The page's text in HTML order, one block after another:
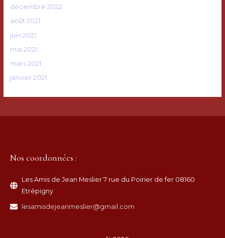
décembre 2022
août 2021
juin 2021
mai 2021
mars 2021
janvier 2021
Nos coordonnées :
Les Amis de Jean Meslier 7 rue du Poirier de fer 08160
Etrépigny
lesamisdejeanmeslier@gmail.com